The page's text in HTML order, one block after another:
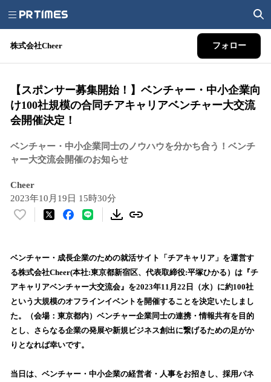
株式会社Cheer フォロー
【スポンサー募集開始！】ベンチャー・中小企業向
け100社規模の合同チアキャリアベンチャー大交流
会開催決定！
ベンチャー・中小企業同士のノウハウを分かち合う！ベンチ
ャー大交流会開催のお知らせ
Cheer
2023年10月19日 15時30分
い
！
数
を
読
込
み
中
す
ベンチャー・成長企業のための就活サイト「チアキャリア」を運営す
る株​式会社Cheer(本社:東京都新宿区、代表取締役:平塚ひかる）は『チ
アキャリアベンチャー大交流会』を2023年11月22日（水）に約100社
という大規模のオフラインイベントを開催することを決定いたしまし
た。（会場：東京都内）ベンチャー企業同士の連携・情報共有を目的
とし、さらなる企業の発展や新規ビジネス創出に繋げるための足がか
りとなれば幸いです。
当日は、ベンチャー・中小企業の経営者・人事をお招きし、採用パネ